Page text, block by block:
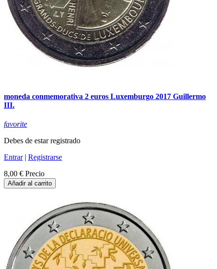
moneda conmemorativa 2 euros Luxemburgo 2017 Guillermo
III.
favorite
Debes de estar registrado
Entrar| Registrarse
8,00 € Precio
Añadir al carrito